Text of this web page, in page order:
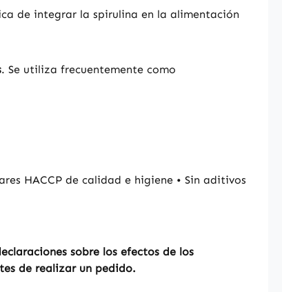
de integrar la spirulina en la alimentación
. Se utiliza frecuentemente como
HACCP de calidad e higiene • Sin aditivos
sobre los efectos de los
de realizar un pedido.